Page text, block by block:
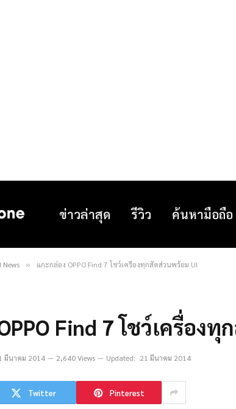
ข่าวล่าสุด รีวิว ค้นหามือถือ
News » แกะกล่อง OPPO Find 7 โชว์เครื่องทุกสัดส่วนพร้อม UI
Find 7 โชว์เครื่อง
มีนาคม 2014 2,640 Views Updated: 21 มีนาคม 2014
Twitter Pinterest